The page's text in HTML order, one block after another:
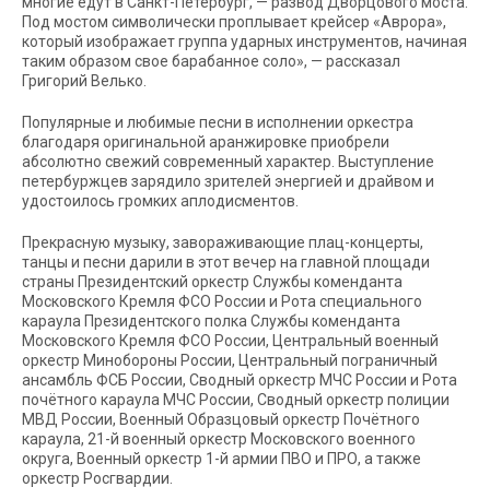
Под мостом символически проплывает крейсер «Аврора»,
который изображает группа ударных инструментов, начиная
таким образом свое барабанное соло», — рассказал
Григорий Велько.
Популярные и любимые песни в исполнении оркестра
благодаря оригинальной аранжировке приобрели
абсолютно свежий современный характер. Выступление
петербуржцев зарядило зрителей энергией и драйвом и
удостоилось громких аплодисментов.
Прекрасную музыку, завораживающие плац-концерты,
танцы и песни дарили в этот вечер на главной площади
страны Президентский оркестр Службы коменданта
Московского Кремля ФСО России и Рота специального
караула Президентского полка Службы коменданта
Московского Кремля ФСО России, Центральный военный
оркестр Минобороны России, Центральный пограничный
ансамбль ФСБ России, Сводный оркестр МЧС России и Рота
почётного караула МЧС России, Сводный оркестр полиции
МВД России, Военный Образцовый оркестр Почётного
караула, 21-й военный оркестр Московского военного
округа, Военный оркестр 1-й армии ПВО и ПРО, а также
оркестр Росгвардии.